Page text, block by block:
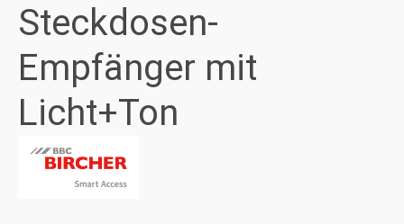
Steckdosen-
Empfänger mit
Licht+Ton